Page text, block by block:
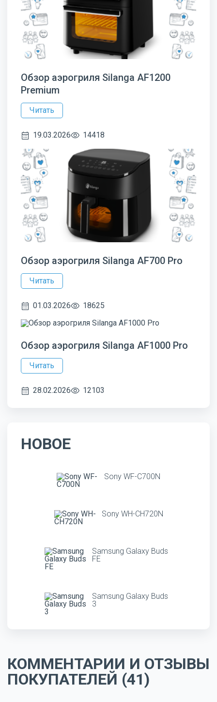
Обзор аэрогриля Silanga AF1200
Premium
Читать
19.03.2026 14418
Обзор аэрогриля Silanga AF700 Pro
Читать
01.03.2026 18625
Обзор аэрогриля Silanga AF1000 Pro
Читать
28.02.2026 12103
НОВОЕ
Sony WF-C700N
Sony WH-CH720N
Samsung Galaxy Buds
FE
Samsung Galaxy Buds
3
КОММЕНТАРИИ И ОТЗЫВЫ
ПОКУПАТЕЛЕЙ (41)